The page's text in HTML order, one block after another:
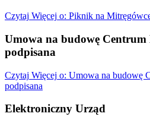
Czytaj Więcej o: Piknik na
Umowa na budowę
podpisana
Czytaj Więcej o: Umowa na budowę
podpisana
Elektroniczny Urząd